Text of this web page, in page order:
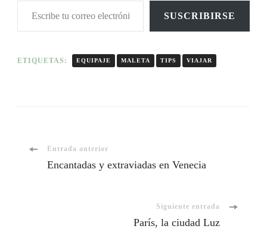
SUSCRIBIRSE
ETIQUETAS: EQUIPAJE MALETA TIPS VIAJAR
Entrada anterior
Encantadas y extraviadas en Venecia
Siguiente entrada
París, la ciudad Luz